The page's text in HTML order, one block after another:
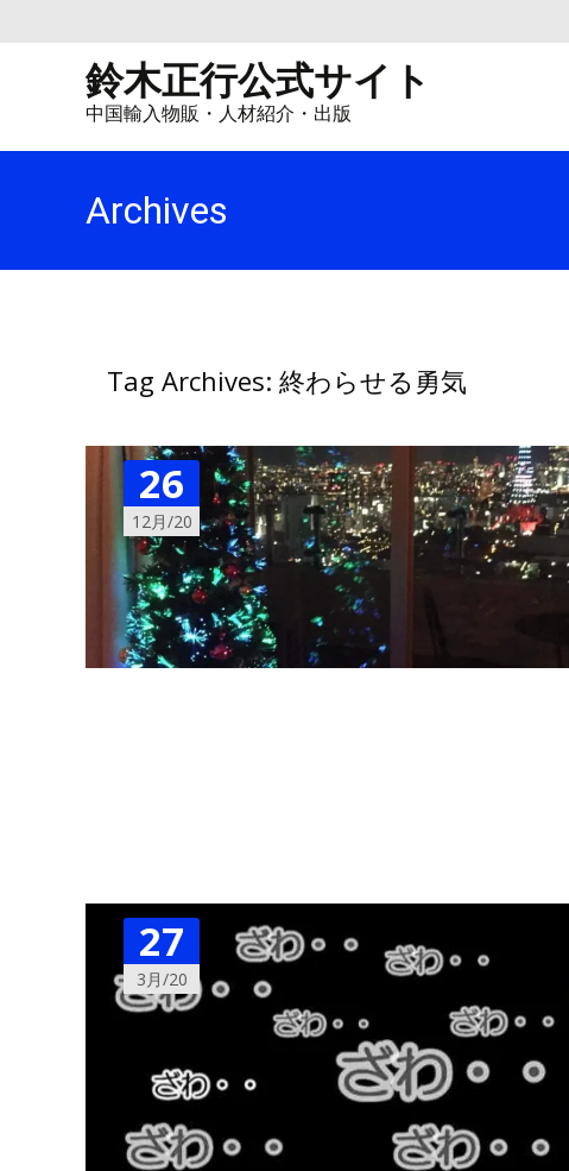
鈴木正行公式サイト
中国輸入物販・人材紹介・出版
Archives
Tag Archives: 終わらせる勇気
26
12月/20
27
3月/20